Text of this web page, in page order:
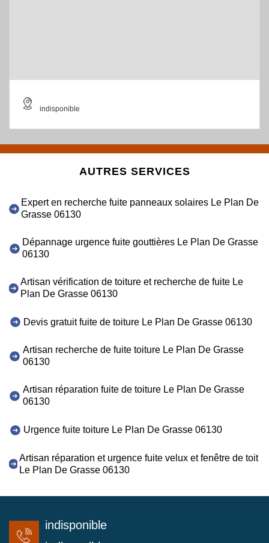
indisponible
AUTRES SERVICES
Expert en recherche fuite panneaux solaires Le Plan De
Grasse 06130
Dépannage urgence fuite gouttières Le Plan De Grasse
06130
Artisan vérification de toiture et recherche de fuite Le
Plan De Grasse 06130
Devis gratuit fuite de toiture Le Plan De Grasse 06130
Artisan recherche de fuite toiture Le Plan De Grasse
06130
Artisan réparation fuite de toiture Le Plan De Grasse
06130
Urgence fuite toiture Le Plan De Grasse 06130
Artisan réparation et urgence fuite velux et fenêtre de toit
Le Plan De Grasse 06130
indisponible